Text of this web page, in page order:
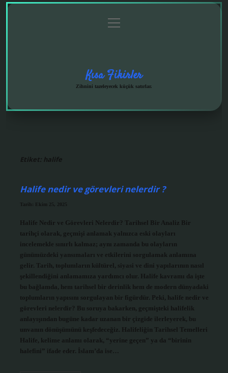
menüyü
aç
Kısa Fikirler
Zihnini tazeleyecek küçük satırlar.
Etiket: halife
Halife nedir ve görevleri nelerdir ?
Tarih: Ekim 25, 2025
Halife Nedir ve Görevleri Nelerdir? Tarihsel Bir Analiz Bir
tarihçi olarak, geçmişi anlamak yalnızca eski olayları
incelemekle sınırlı kalmaz; aynı zamanda bu olayların
günümüzdeki yansımaları ve etkilerini sorgulamak anlamına
gelir. Tarih, toplumların kültürel, siyasi ve dini yapılarının nasıl
şekillendiğini anlamamıza yardımcı olur. Halife kavramı da işte
bu bağlamda, hem tarihsel bir derinlik hem de modern dünyadaki
toplumların yapısını sorgulayan bir figürdür. Peki, halife nedir ve
görevleri nelerdir? Bu soruya bakarken, geçmişteki halifelik
anlayışından bugüne kadar uzanan bir çizgide ilerleyerek, bu
unvanın dönüşümünü keşfedeceğiz. Halifeliğin Tarihsel Temelleri
Halife, kelime anlamı olarak, “yerine geçen” ya da “birinin
halefini” ifade eder. İslam’da ise…